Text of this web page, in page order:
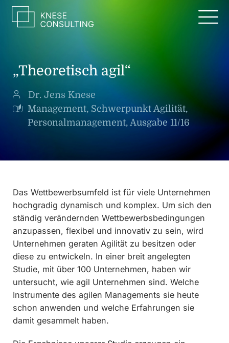
Zum
Inhalt
„Theoretisch agil“
Dr. Jens Knese
Management, Schwerpunkt Agilität,
Personalmanagement, Ausgabe 11/16
Das Wettbewerbsumfeld ist für viele Unternehmen
hochgradig dynamisch und komplex. Um sich den
ständig verändernden Wettbewerbsbedingungen
anzupassen, flexibel und innovativ zu sein, wird
Unternehmen geraten Agilität zu besitzen oder
diese zu entwickeln. In einer breit angelegten
Studie, mit über 100 Unternehmen, haben wir
untersucht, wie agil Unternehmen sind. Welche
Instrumente des agilen Managements sie heute
schon anwenden und welche Erfahrungen sie
damit gesammelt haben.